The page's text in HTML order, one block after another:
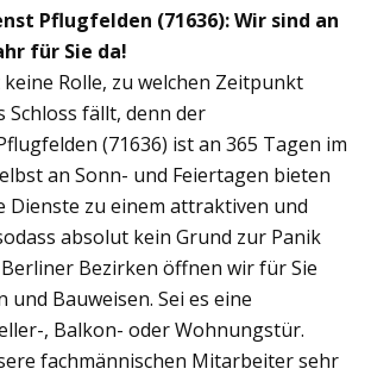
Pflugfelden (71636): Wir sind an
für Sie da!
Rolle, zu welchen Zeitpunkt
Schloss fällt, denn der
(71636) ist an 365 Tagen im
an Sonn- und Feiertagen bieten
Dienste zu einem attraktiven und
absolut kein Grund zur Panik
Bezirken öffnen wir für Sie
Bauweisen. Sei es eine
, Balkon- oder Wohnungstür.
fachmännischen Mitarbeiter sehr